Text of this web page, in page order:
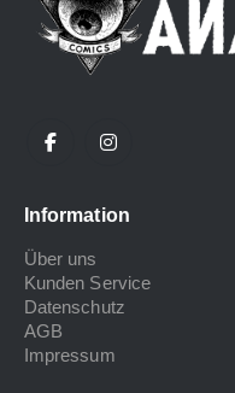
Information
Über uns
Kunden Service
Datenschutz
AGB
Impressum